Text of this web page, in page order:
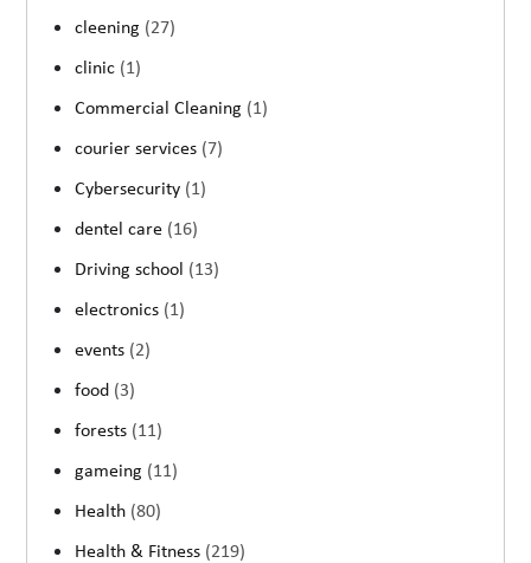
cleening (27)
clinic (1)
Commercial Cleaning (1)
courier services (7)
Cybersecurity (1)
dentel care (16)
Driving school (13)
electronics (1)
events (2)
food (3)
forests (11)
gameing (11)
Health (80)
Health & Fitness (219)